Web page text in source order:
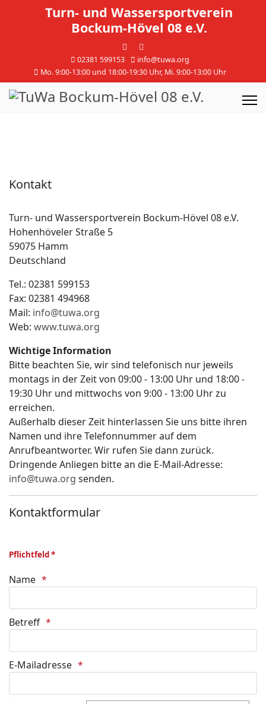
Turn- und Wassersportverein
Bockum-Hövel 08 e.V.
02381 599153
info@tuwa.org
Mo. 9:00-13:00 und 18:00-19:30 Uhr, Mi. 9:00-13:00 Uhr
Kontakt
Turn- und Wassersportverein Bockum-Hövel 08 e.V.
Hohenhöveler Straße 5
59075 Hamm
Deutschland
Tel.: 02381 599153
Fax: 02381 494968
Mail: info@tuwa.org
Web: www.tuwa.org
Wichtige Information
Bitte beachten Sie, wir sind telefonisch nur jeweils
montags in der Zeit von 09:00 - 13:00 Uhr und 18:00 -
19:30 Uhr und mittwochs von 9:00 - 13:00 Uhr zu
erreichen.
Außerhalb dieser Zeit hinterlassen Sie uns bitte ihren
Namen und ihre Telefonnummer auf dem
Anrufbeantworter. Wir rufen Sie dann zurück.
Dringende Anliegen bitte an die E-Mail-Adresse:
info@tuwa.org senden.
Kontaktformular
Pflichtfeld *
Name
Betreff
E-Mailadresse